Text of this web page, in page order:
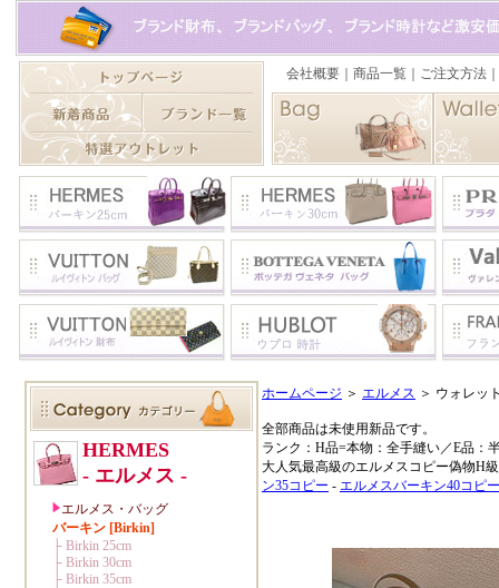
ホームページ ＞ エルメス ＞ ウォレ
全部商品は未使用新品です。
ランク：H品=本物：全手縫い／E品：
大人気最高級のエルメスコピー偽物H
ン35コピー - エルメスバーキン40コピー